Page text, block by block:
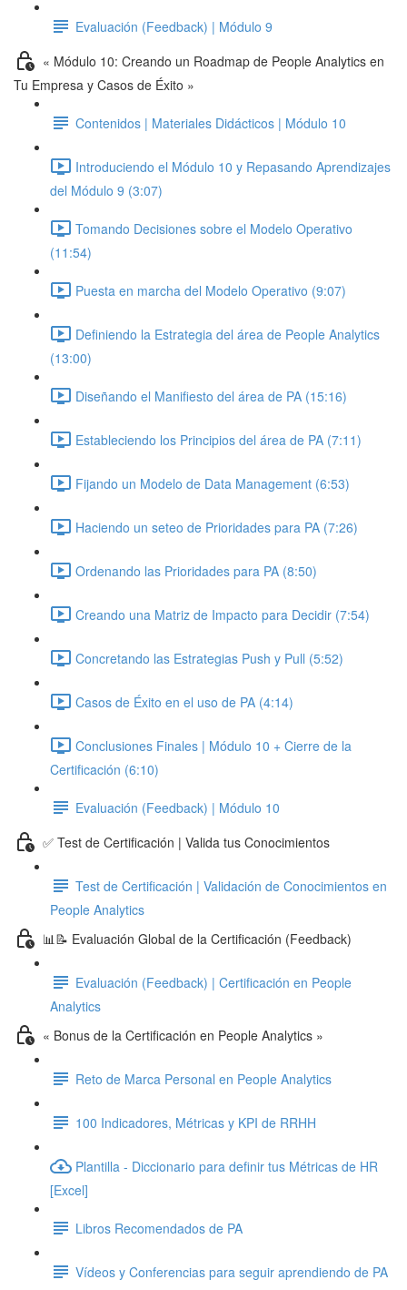
Evaluación (Feedback) | Módulo 9
« Módulo 10: Creando un Roadmap de People Analytics en
Tu Empresa y Casos de Éxito »
Contenidos | Materiales Didácticos | Módulo 10
Introduciendo el Módulo 10 y Repasando Aprendizajes
del Módulo 9 (3:07)
Tomando Decisiones sobre el Modelo Operativo
(11:54)
Puesta en marcha del Modelo Operativo (9:07)
Definiendo la Estrategia del área de People Analytics
(13:00)
Diseñando el Manifiesto del área de PA (15:16)
Estableciendo los Principios del área de PA (7:11)
Fijando un Modelo de Data Management (6:53)
Haciendo un seteo de Prioridades para PA (7:26)
Ordenando las Prioridades para PA (8:50)
Creando una Matriz de Impacto para Decidir (7:54)
Concretando las Estrategias Push y Pull (5:52)
Casos de Éxito en el uso de PA (4:14)
Conclusiones Finales | Módulo 10 + Cierre de la
Certificación (6:10)
Evaluación (Feedback) | Módulo 10
✅ Test de Certificación | Valida tus Conocimientos
Test de Certificación | Validación de Conocimientos en
People Analytics
📊📝 Evaluación Global de la Certificación (Feedback)
Evaluación (Feedback) | Certificación en People
Analytics
« Bonus de la Certificación en People Analytics »
Reto de Marca Personal en People Analytics
100 Indicadores, Métricas y KPI de RRHH
Plantilla - Diccionario para definir tus Métricas de HR
[Excel]
Libros Recomendados de PA
Vídeos y Conferencias para seguir aprendiendo de PA